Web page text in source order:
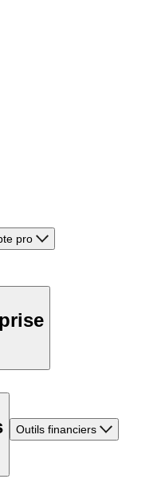
pro
Outils financiers